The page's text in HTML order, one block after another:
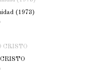
(1973)